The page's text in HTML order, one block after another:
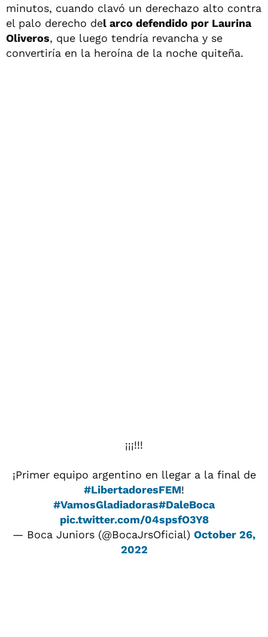
minutos, cuando clavó un derechazo alto contra
el palo derecho del arco defendido por Laurina
Oliveros, que luego tendría revancha y se
convertiría en la heroína de la noche quiteña.
¡¡¡!!!
¡Primer equipo argentino en llegar a la final de
#LibertadoresFEM!
#VamosGladiadoras#DaleBoca
pic.twitter.com/04spsfO3Y8
— Boca Juniors (@BocaJrsOficial) October 26,
2022